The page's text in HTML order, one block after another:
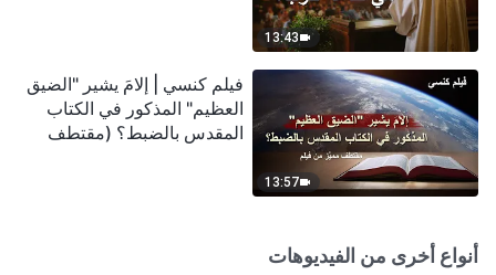
13:43
13:57
فيلم كنسي | إلامَ يشير "الضيق
العظيم" المذكور في الكتاب
المقدس بالضبط؟ (مقتطف
أنواع أخرى من الفيديوهات